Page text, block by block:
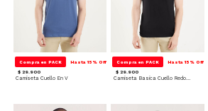
Compra en PACK Hasta 15% Off
$ 29.900
Camiseta Cuello En V
Compra en PACK Hasta 15% Off
$ 29.900
Camiseta Basica Cuello Redondo